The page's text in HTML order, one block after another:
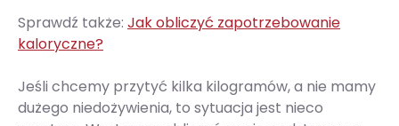
Sprawdź także: Jak obliczyć zapotrzebowanie
kaloryczne?
Jeśli chcemy przytyć kilka kilogramów, a nie mamy
dużego niedożywienia, to sytuacja jest nieco